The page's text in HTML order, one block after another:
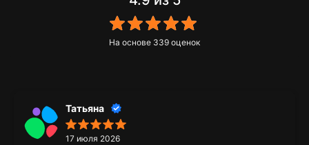
На основе 339 оценок
Татьяна
17 июля 2026